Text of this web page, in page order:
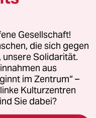
Gesellschaft!
die sich gegen
unsere Solidarität.
aus
im Zentrum“ –
Kulturzentren
Sie dabei?